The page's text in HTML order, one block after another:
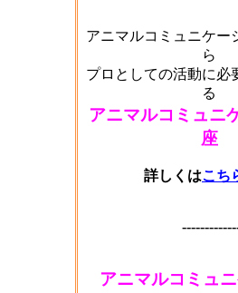
アニマルコミュニケー
ら
プロとしての活動に必
る
アニマルコミュニ
座
詳しくはこち
アニマルコミュ